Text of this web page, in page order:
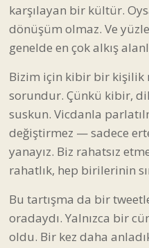
karşılayan bir kültür.
dönüşüm olmaz. Ve
genelde en çok alkış
Bizim için kibir bir kişilik
sorundur. Çünkü kibir,
suskun. Vicdanla
değiştirmez — sadece
yanayız. Biz rahatsız
rahatlık, hep birilerinin
Bu tartışma da bir
oradaydı. Yalnızca bir
oldu. Bir kez daha